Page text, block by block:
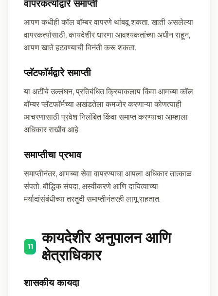
वापरकर्त्याद्वारे समाप्ती
आपण कधीही कॉल बॉम्बर वापरणे थांबवू शकता. खाती असलेल्या
वापरकर्त्यांसाठी, कायदेशीर धारणा आवश्यकतांच्या अधीन राहून,
आपण खाते हटवण्याची विनंती करू शकता.
प्लॅटफॉर्मद्वारे समाप्ती
या अटींचे उल्लंघन, प्रतिबंधित क्रियाकलाप किंवा आमच्या कॉल
बॉम्बर प्लॅटफॉर्मच्या अखंडतेला कमजोर करणाऱ्या कोणत्याही
आचरणासाठी प्रवेश निलंबित किंवा समाप्त करण्याचा आम्हाला
अधिकार राखीव आहे.
समाप्तीचा प्रभाव
समाप्तीनंतर, आमच्या सेवा वापरण्याचा आपला अधिकार तात्काळ
संपतो. बौद्धिक संपदा, अस्वीकरणे आणि दायित्वाच्या
मर्यादांसंबंधीच्या तरतुदी समाप्तीनंतरही लागू राहतात.
11
कायदेशीर अनुपालन आणि
क्षेत्राधिकार
शासकीय कायदा